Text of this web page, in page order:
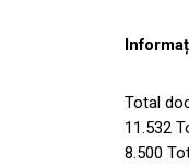
Total
11.532
8.500